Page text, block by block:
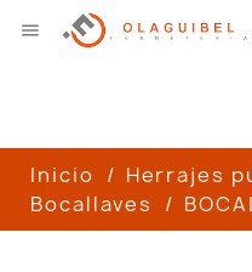

Inicio
Herrajes
Bocallaves